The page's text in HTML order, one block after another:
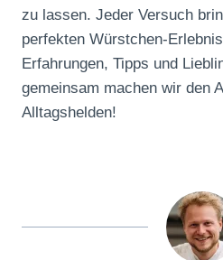
zu lassen. Jeder Versuch
perfekten Würstchen-
Erfahrungen, Tipps und
gemeinsam machen wir den
Alltagshelden!